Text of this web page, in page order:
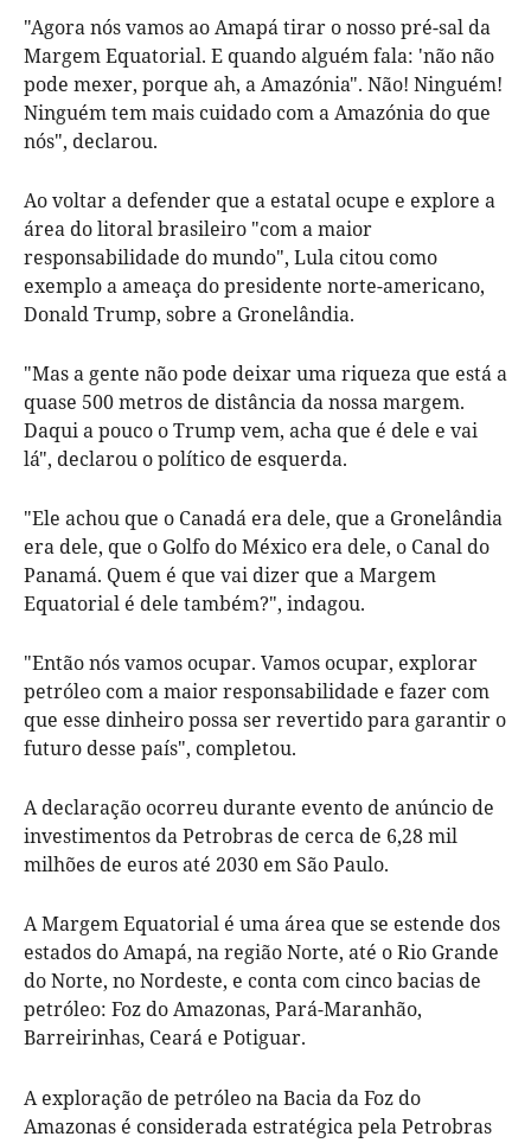
"Agora nós vamos ao Amapá tirar o nosso pré-sal da
Margem Equatorial. E quando alguém fala: 'não não
pode mexer, porque ah, a Amazónia". Não! Ninguém!
Ninguém tem mais cuidado com a Amazónia do que
nós", declarou.
Ao voltar a defender que a estatal ocupe e explore a
área do litoral brasileiro "com a maior
responsabilidade do mundo", Lula citou como
exemplo a ameaça do presidente norte-americano,
Donald Trump, sobre a Gronelândia.
"Mas a gente não pode deixar uma riqueza que está a
quase 500 metros de distância da nossa margem.
Daqui a pouco o Trump vem, acha que é dele e vai
lá", declarou o político de esquerda.
"Ele achou que o Canadá era dele, que a Gronelândia
era dele, que o Golfo do México era dele, o Canal do
Panamá. Quem é que vai dizer que a Margem
Equatorial é dele também?", indagou.
"Então nós vamos ocupar. Vamos ocupar, explorar
petróleo com a maior responsabilidade e fazer com
que esse dinheiro possa ser revertido para garantir o
futuro desse país", completou.
A declaração ocorreu durante evento de anúncio de
investimentos da Petrobras de cerca de 6,28 mil
milhões de euros até 2030 em São Paulo.
A Margem Equatorial é uma área que se estende dos
estados do Amapá, na região Norte, até o Rio Grande
do Norte, no Nordeste, e conta com cinco bacias de
petróleo: Foz do Amazonas, Pará-Maranhão,
Barreirinhas, Ceará e Potiguar.
A exploração de petróleo na Bacia da Foz do
Amazonas é considerada estratégica pela Petrobras